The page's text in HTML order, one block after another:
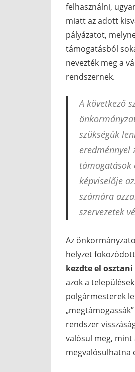
felhasználni,
miatt az adott
pályázatot,
támogatásból
nevezték meg a
rendszernek.
A következő
szükségük
eredménnyel
támogatások
képviselője
számára
szervezetek
Az
helyzet
kezdte el
azok a
polgármesterek
rendszer
valósul meg, mint
megvalósulhatna